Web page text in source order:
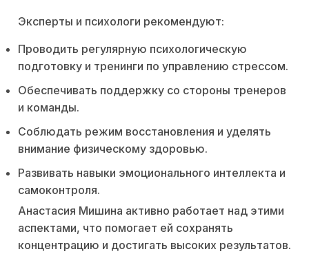
Эксперты и психологи рекомендуют:
Проводить регулярную психологическую
подготовку и тренинги по управлению стрессом.
Обеспечивать поддержку со стороны тренеров
и команды.
Соблюдать режим восстановления и уделять
внимание физическому здоровью.
Развивать навыки эмоционального интеллекта и
самоконтроля.
Анастасия Мишина активно работает над этими
аспектами, что помогает ей сохранять
концентрацию и достигать высоких результатов.